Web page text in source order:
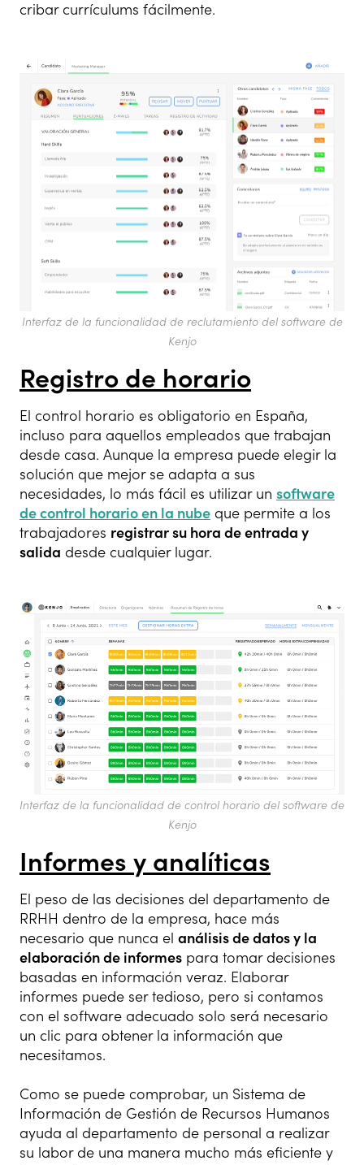
cribar currículums fácilmente.
Interfaz de la funcionalidad de reclutamiento del software de
Kenjo
Registro de horario
El control horario es obligatorio en España,
incluso para aquellos empleados que trabajan
desde casa. Aunque la empresa puede elegir la
solución que mejor se adapta a sus
necesidades, lo más fácil es utilizar un software
de control horario en la nube que permite a los
trabajadores registrar su hora de entrada y
salida desde cualquier lugar.
Interfaz de la funcionalidad de control horario del software de
Kenjo
Informes y analíticas
El peso de las decisiones del departamento de
RRHH dentro de la empresa, hace más
necesario que nunca el análisis de datos y la
elaboración de informes para tomar decisiones
basadas en información veraz. Elaborar
informes puede ser tedioso, pero si contamos
con el software adecuado solo será necesario
un clic para obtener la información que
necesitamos.
Como se puede comprobar, un Sistema de
Información de Gestión de Recursos Humanos
ayuda al departamento de personal a realizar
su labor de una manera mucho más eficiente y